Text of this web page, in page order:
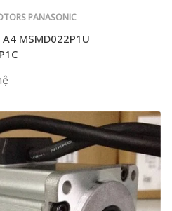
PANASONIC
MSMD022P1U